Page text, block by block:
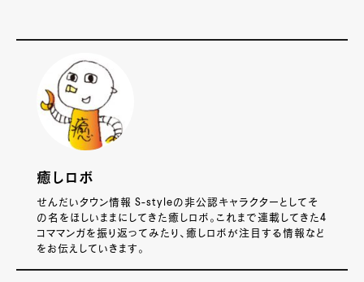
癒しロボ
せんだいタウン情報 S-styleの非公認キャラクターとしてそ
の名をほしいままにしてきた癒しロボ。これまで連載してきた4
コママンガを振り返ってみたり、癒しロボが注目する情報など
をお伝えしていきます。